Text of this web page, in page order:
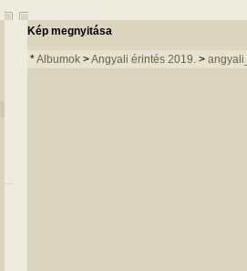
Kép megnyitása
*Albumok >Angyali érintés 2019. >